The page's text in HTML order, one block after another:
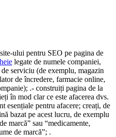
ului pentru SEO pe pagina de
legate de numele companiei,
serviciu (de exemplu, magazin
de încredere, farmacie online,
.- construiți pagina de la
în mod clar ce este afacerea dvs.
esențiale pentru afacere; creați, de
bazat pe acest lucru, de exemplu
marcă” sau “medicamente,
de marcă”; .